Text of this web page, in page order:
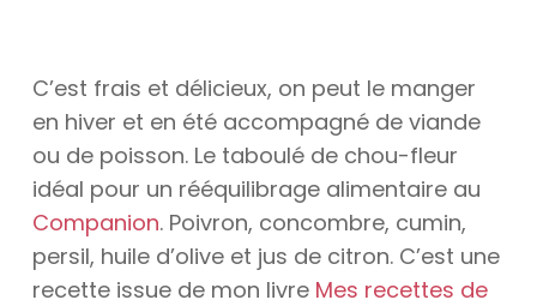
C’est frais et délicieux, on peut le manger
en hiver et en été accompagné de viande
ou de poisson. Le taboulé de chou-fleur
idéal pour un rééquilibrage alimentaire au
Companion. Poivron, concombre, cumin,
persil, huile d’olive et jus de citron. C’est une
recette issue de mon livre Mes recettes de